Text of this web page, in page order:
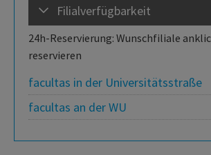
Filialverfügbarkeit
24h-Reservierung: Wunschfiliale
reservieren
facultas in der Universitätsstraße
facultas an der WU